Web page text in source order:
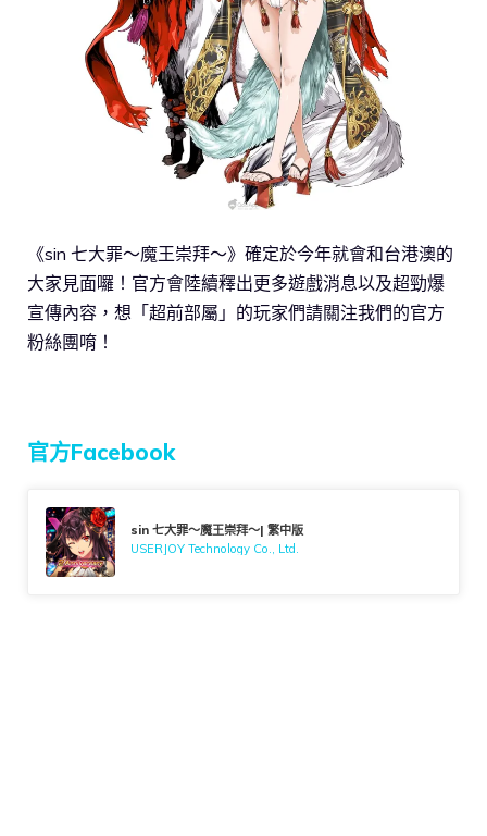
《sin 七大罪～魔王崇拜～》確定於今年就會和台港澳的
大家見面囉！官方會陸續釋出更多遊戲消息以及超勁爆
宣傳內容，想「超前部屬」的玩家們請關注我們的官方
粉絲團唷！
官方Facebook
sin 七大罪～魔王崇拜～| 繁中版
USERJOY Technology Co., Ltd.